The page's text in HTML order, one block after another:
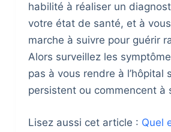
habilité à réaliser un
votre état de santé, et à
marche à suivre pour guérir
Alors surveillez les
pas à vous rendre à l’hôpital
persistent ou commencent à
Lisez aussi cet article : Quel